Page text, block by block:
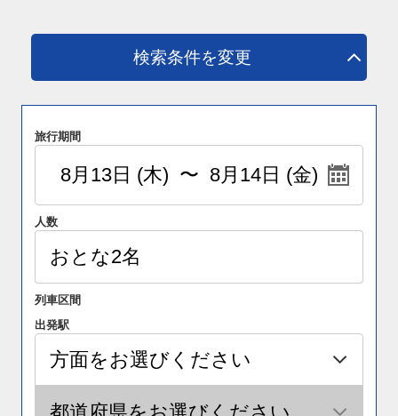
検索条件を変更
旅行期間
人数
列車区間
出発駅